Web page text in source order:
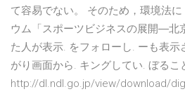
て容易でない。 そのため，環境法
ウム「スポーツビジネスの展開―北
た人が表示. をフォローし. ーも表示
がり画面から. キングしてい. ぼるこ
http://dl.ndl.go.jp/view/download/